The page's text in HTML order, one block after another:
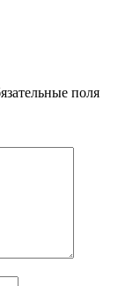
поля